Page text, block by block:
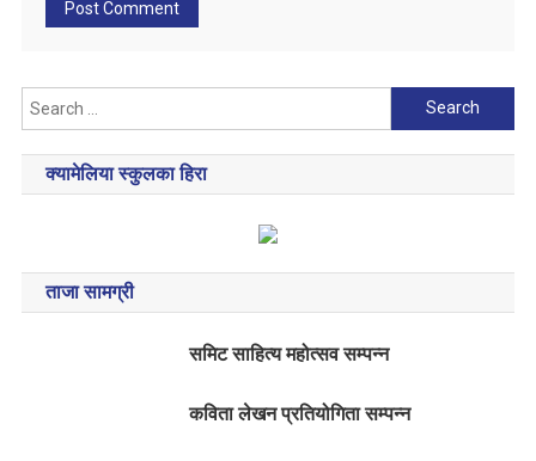
Search
for:
क्यामेलिया स्कुलका हिरा
ताजा सामग्री
समिट साहित्य महोत्सव सम्पन्न
कविता लेखन प्रतियोगिता सम्पन्न